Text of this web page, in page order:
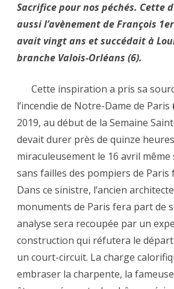
Sacrifice pour nos péchés. Cette
aussi l’avènement de François
avait vingt ans et succédait à
branche Valois-Orléans (6).
Cette inspiration a pris sa
l’incendie de Notre-Dame de Paris
2019, au début de la Semaine
devait durer près de quinze
miraculeusement le 16 avril
sans failles des pompiers de Paris
Dans ce sinistre, l’ancien
monuments de Paris fera part de
analyse sera recoupée par un
construction qui réfutera le
un court-circuit. La charge
embraser la charpente, la